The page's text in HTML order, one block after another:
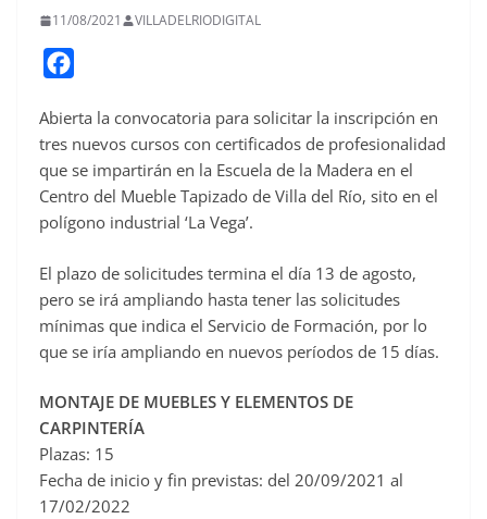
11/08/2021 VILLADELRIODIGITAL
c
e
o
k
Abierta la convocatoria para solicitar la inscripción en
tres nuevos cursos con certificados de profesionalidad
que se impartirán en la Escuela de la Madera en el
Centro del Mueble Tapizado de Villa del Río, sito en el
polígono industrial ‘La Vega’.
El plazo de solicitudes termina el día 13 de agosto,
pero se irá ampliando hasta tener las solicitudes
mínimas que indica el Servicio de Formación, por lo
que se iría ampliando en nuevos períodos de 15 días.
MONTAJE DE MUEBLES Y ELEMENTOS DE
CARPINTERÍA
Plazas: 15
Fecha de inicio y fin previstas: del 20/09/2021 al
17/02/2022